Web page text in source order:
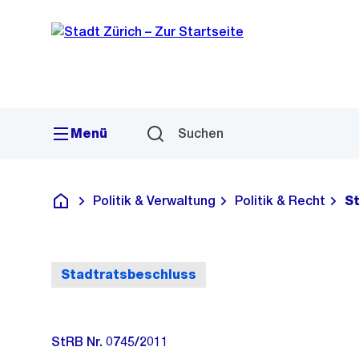
Navigation
Sprunglink
Menü Suchen
Deutsch
Politik & Verwaltung Politik & Recht
Stadtratsbeschluss
StRB Nr. 0745/2011